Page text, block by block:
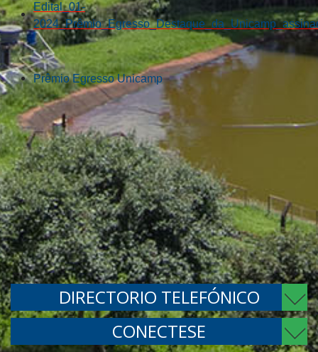
Edital_01-
Prêmio Egresso Unicamp
DIRECTORIO TELEFÓNICO
CONECTESE